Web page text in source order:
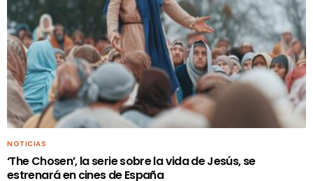
NOTICIAS
‘The Chosen’, la serie sobre la vida de Jesús, se
estrenará en cines de España